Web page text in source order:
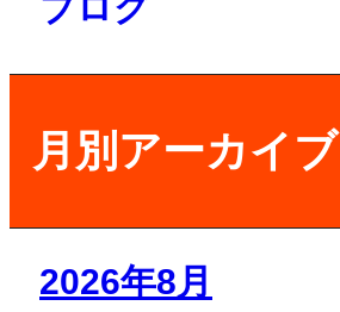
ブログ
月別アーカイブ
2026年8月